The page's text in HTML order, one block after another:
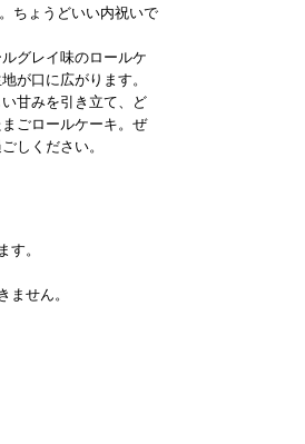
ちょうどいい内祝いで
グレイ味のロールケ
が口に広がります。
甘みを引き立て、ど
ごロールケーキ。ぜ
しください。
。
せん。